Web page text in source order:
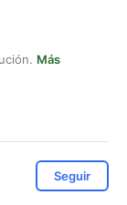
Más
Seguir